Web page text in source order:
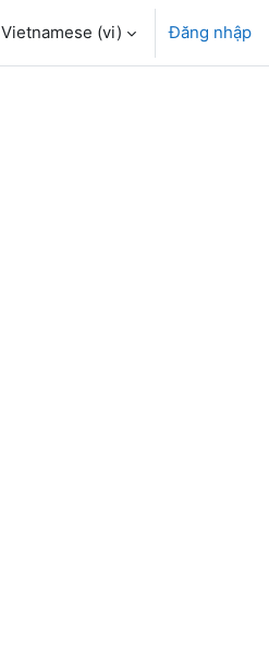
Vietnamese ‎(vi)‎ Đăng nhập